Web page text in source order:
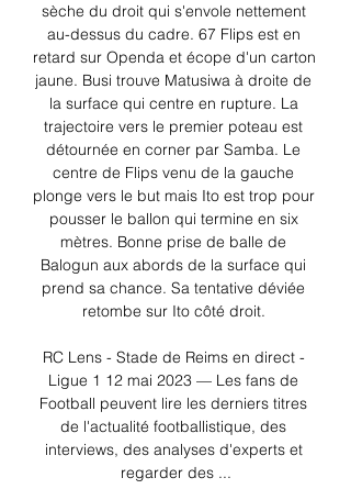
sèche du droit qui s'envole nettement
au-dessus du cadre. 67 Flips est en
retard sur Openda et écope d'un carton
jaune. Busi trouve Matusiwa à droite de
la surface qui centre en rupture. La
trajectoire vers le premier poteau est
détournée en corner par Samba. Le
centre de Flips venu de la gauche
plonge vers le but mais Ito est trop pour
pousser le ballon qui termine en six
mètres. Bonne prise de balle de
Balogun aux abords de la surface qui
prend sa chance. Sa tentative déviée
retombe sur Ito côté droit.
RC Lens - Stade de Reims en direct -
Ligue 1 12 mai 2023 — Les fans de
Football peuvent lire les derniers titres
de l'actualité footballistique, des
interviews, des analyses d'experts et
regarder des ...